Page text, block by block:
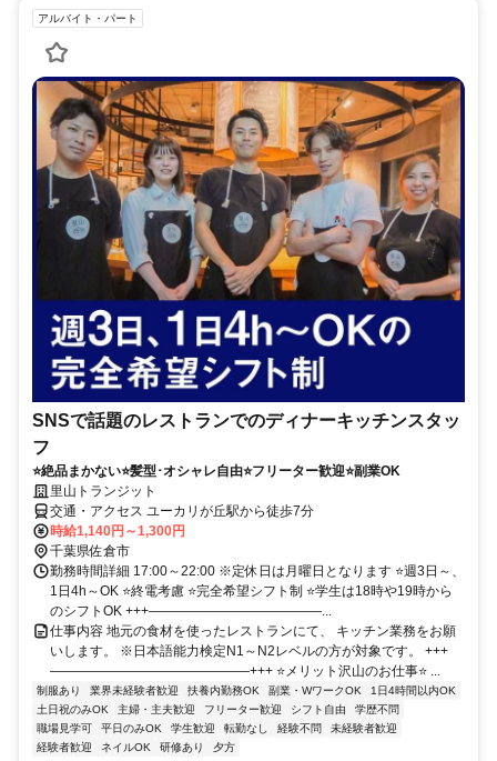
アルバイト・パート
SNSで話題のレストランでのディナーキッチンスタッ
フ
⭐絶品まかない⭐髪型･オシャレ自由⭐フリーター歓迎⭐副業OK
里山トランジット
交通・アクセス ユーカリが丘駅から徒歩7分
時給1,140円～1,300円
千葉県佐倉市
勤務時間詳細 17:00～22:00 ※定休日は月曜日となります ⭐週3日～、
1日4h～OK ⭐終電考慮 ⭐完全希望シフト制 ⭐学生は18時や19時から
のシフトOK +++—————————————...
仕事内容 地元の食材を使ったレストランにて、 キッチン業務をお願
いします。 ※日本語能力検定N1～N2レベルの方が対象です。 +++
———————————————+++ ⭐メリット沢山のお仕事⭐ ...
制服あり 業界未経験者歓迎 扶養内勤務OK 副業・WワークOK
1日4時間以内OK
土日祝のみOK
主婦・主夫歓迎 フリーター歓迎 シフト自由
学歴不問
職場見学可
平日のみOK 学生歓迎 転勤なし 経験不問
未経験者歓迎
経験者歓迎
ネイルOK 研修あり 夕方